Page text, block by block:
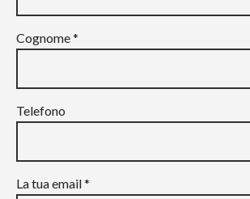
Cognome *
Telefono
La tua email *